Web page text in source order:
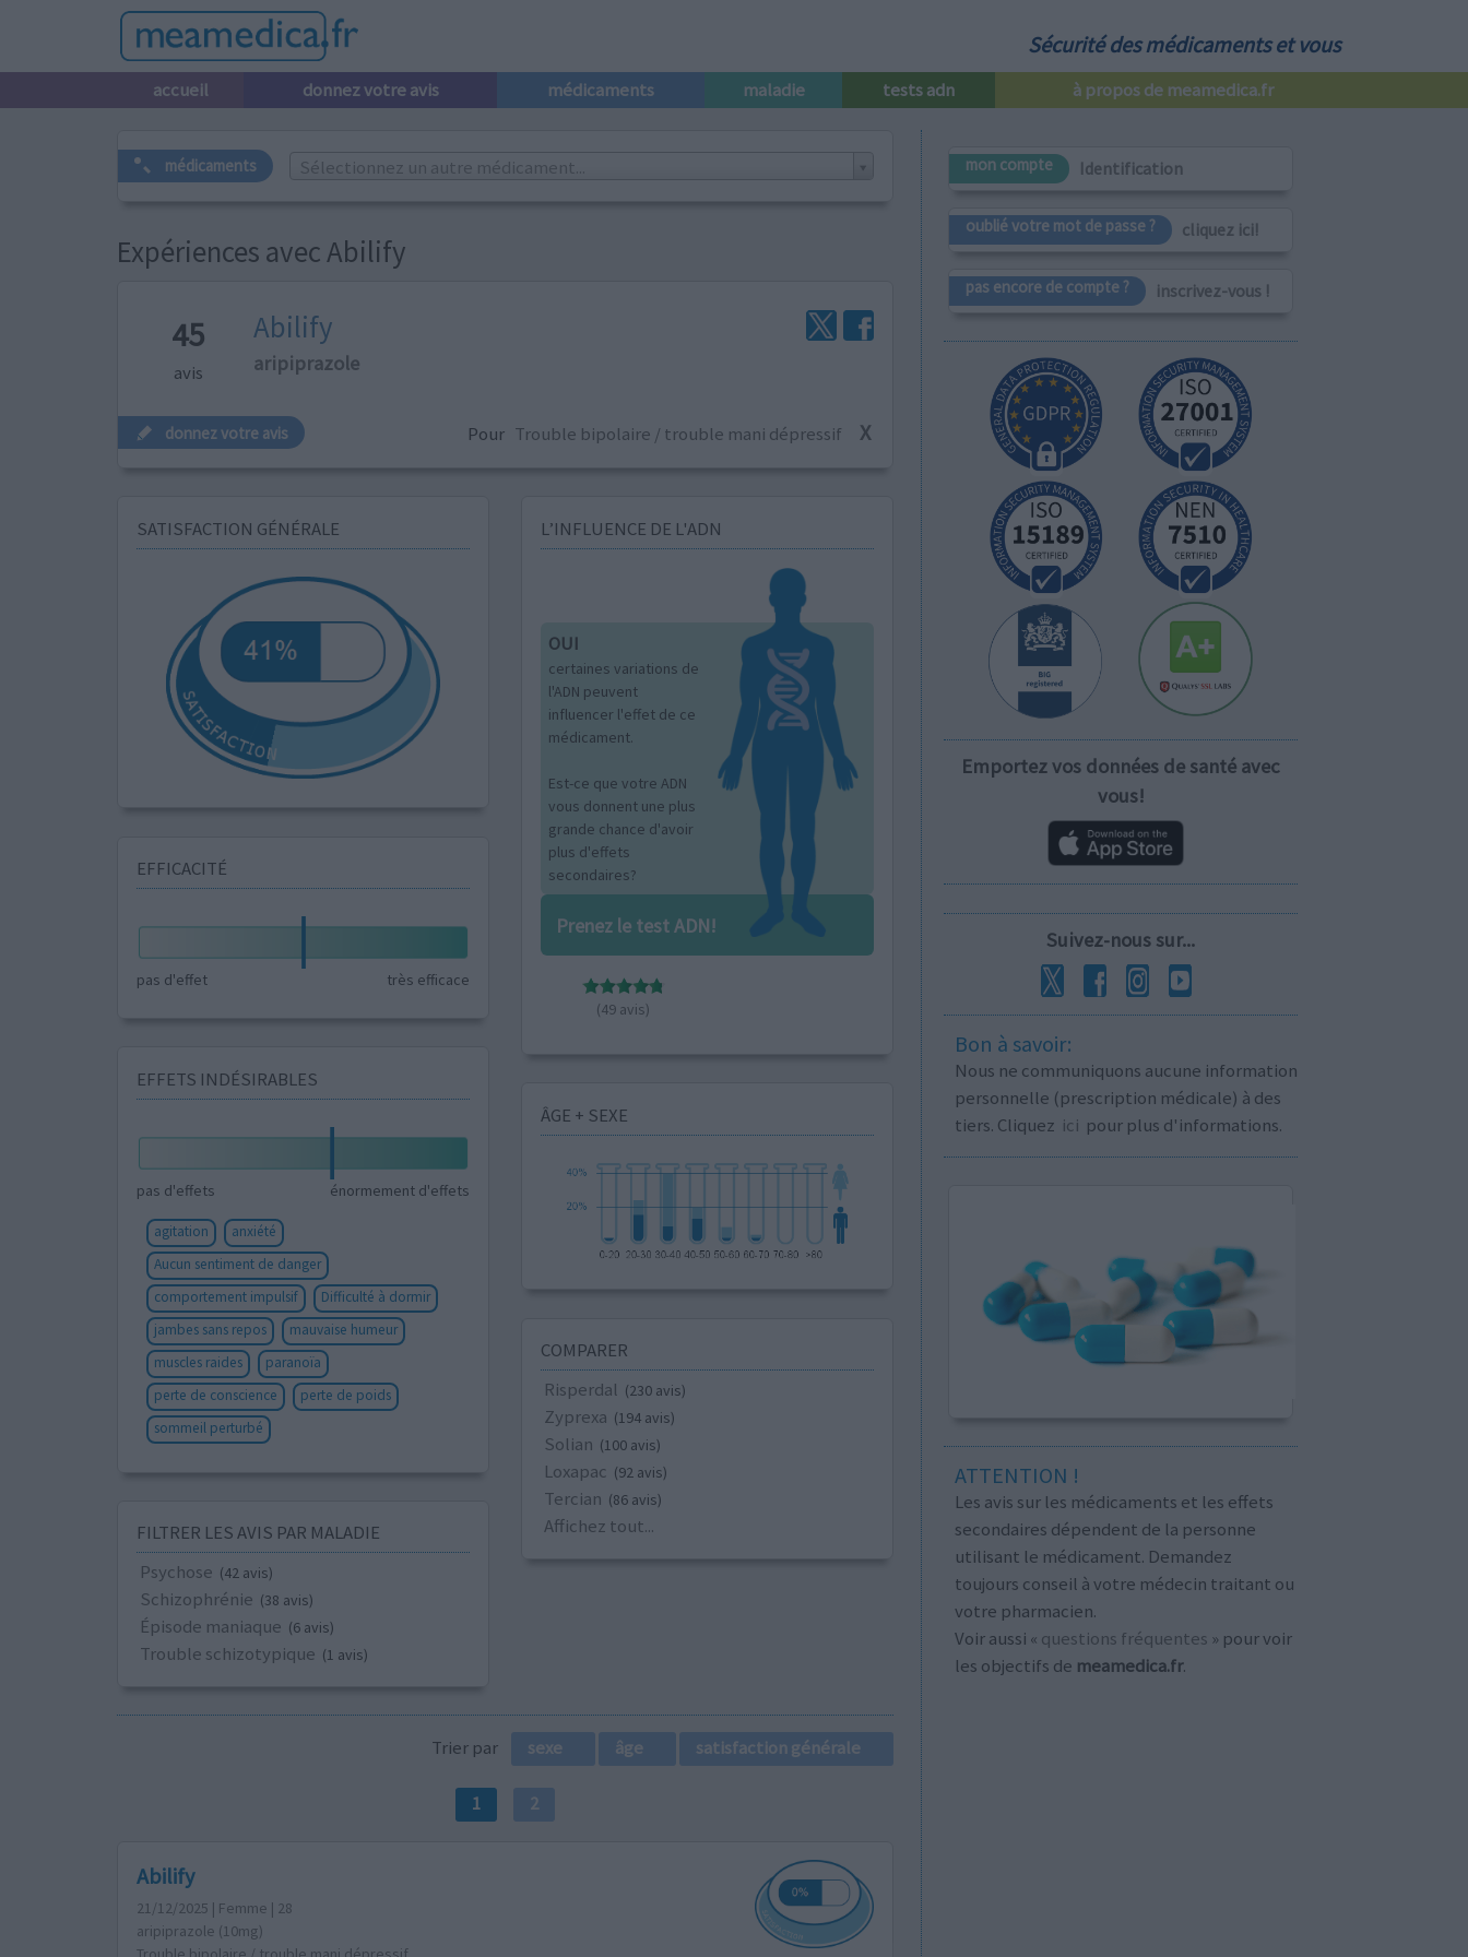
Sécurité des médicaments et vous
accueil donnez votre avis médicaments maladie tests adn à propos de meamedica.fr
médicaments Sélectionnez un autre médicament...
Expériences avec Abilify
45
avis
Abilify
aripiprazole
donnez votre avis Pour Trouble bipolaire / trouble mani dépressif X
SATISFACTION GÉNÉRALE
EFFICACITÉ
pas d'effet très efficace
EFFETS INDÉSIRABLES
pas d'effets énormement d'effets
agitation
anxiété
Aucun sentiment de danger
comportement impulsif
Difficulté à dormir
jambes sans repos
mauvaise humeur
muscles raides
paranoïa
perte de conscience
perte de poids
sommeil perturbé
FILTRER LES AVIS PAR MALADIE
Psychose (42 avis)
Schizophrénie (38 avis)
Épisode maniaque (6 avis)
Trouble schizotypique (1 avis)
L’INFLUENCE DE L'ADN
OUI
certaines variations de
l'ADN peuvent
influencer l'effet de ce
médicament.
Est-ce que votre ADN
vous donnent une plus
grande chance d'avoir
plus d'effets
secondaires?
Prenez le test ADN!
(49 avis)
ÂGE + SEXE
COMPARER
Risperdal (230 avis)
Zyprexa (194 avis)
Solian (100 avis)
Loxapac (92 avis)
Tercian (86 avis)
Affichez tout...
Trier par sexe âge satisfaction générale
1 2
Abilify
21/12/2025 | Femme | 28
aripiprazole (10mg)
mon compte Identification
oublié votre mot de passe ? cliquez ici!
pas encore de compte ? inscrivez-vous !
Emportez vos données de santé avec
vous!
Suivez-nous sur...
Bon à savoir:
Nous ne communiquons aucune information
personnelle (prescription médicale) à des
tiers. Cliquez ici pour plus d'informations.
ATTENTION !
Les avis sur les médicaments et les effets
secondaires dépendent de la personne
utilisant le médicament. Demandez
toujours conseil à votre médecin traitant ou
votre pharmacien.
Voir aussi « questions fréquentes » pour voir
les objectifs de meamedica.fr.